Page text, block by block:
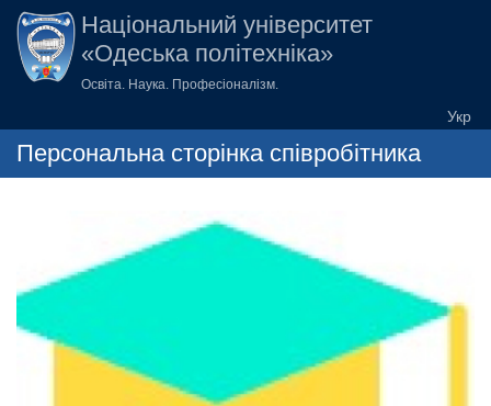
Перейти до основного вмісту
Національний університет
«Одеська політехніка»
Освіта. Наука. Професіоналізм.
Персональна сторінка співробітника